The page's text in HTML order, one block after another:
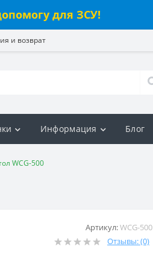
для ЗСУ!
и возврат
Информация Блог
WCG-500
Артикул:WCG-500
Отзывы: (0)